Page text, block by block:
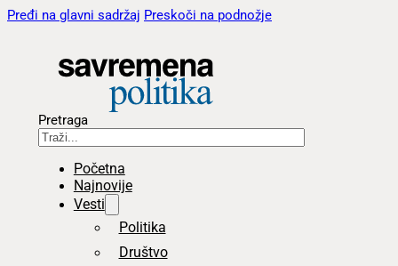
Pređi na glavni sadržaj Preskoči na podnožje
Pretraga
Početna
Najnovije
Vesti
Politika
Društvo